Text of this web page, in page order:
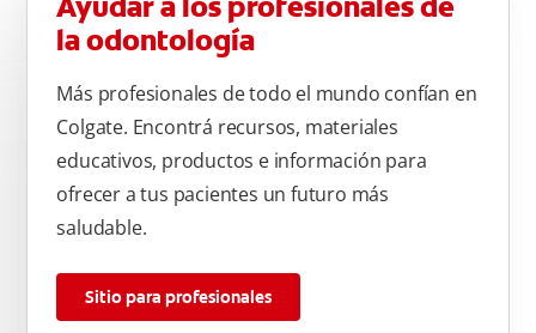
la odontología
Más profesionales de todo el mundo confían en
Colgate. Encontrá recursos, materiales
educativos, productos e información para
ofrecer a tus pacientes un futuro más
saludable.
Sitio para profesionales